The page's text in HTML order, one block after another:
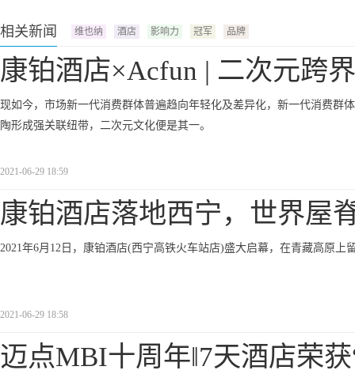
相关新闻 维也纳 酒店 影响力 冠军 品牌
康铂酒店×Acfun | 二次元跨
现如今，市场新一代消费群体普遍趋向年轻化及差异化，新一代消费群
陶形成强关联纽带，二次元文化便是其一。
2021-06-29 18:59
康铂酒店落地西宁，世界屋
2021年6月12日，康铂酒店(西宁高铁火车站店)盛大启幕，在青藏高原上
2021-06-29 18:58
迈点MBI十周年‖7天酒店荣